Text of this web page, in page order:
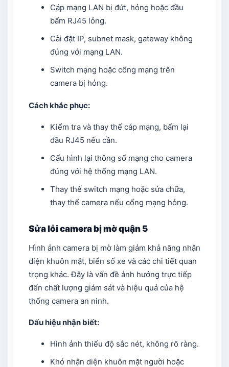
Cáp mạng LAN bị đứt, hỏng hoặc đầu
bấm RJ45 lỏng.
Cài đặt IP, subnet mask, gateway không
đúng với mạng LAN.
Switch mạng hoặc cổng mạng trên
camera bị hỏng.
Cách khắc phục:
Kiểm tra và thay thế cáp mạng, bấm lại
đầu RJ45 nếu cần.
Cấu hình lại thông số mạng cho camera
đúng với hệ thống mạng LAN.
Thay thế switch mạng hoặc sửa chữa,
thay thế camera nếu cổng mạng hỏng.
Sửa lỗi camera bị mờ quận 5
Hình ảnh camera bị mờ làm giảm khả năng nhận
diện khuôn mặt, biển số xe và các chi tiết quan
trọng khác. Đây là vấn đề ảnh hưởng trực tiếp
đến chất lượng giám sát và hiệu quả của hệ
thống camera an ninh.
Dấu hiệu nhận biết:
Hình ảnh thiếu độ sắc nét, không rõ ràng.
Khó nhận diện khuôn mặt người hoặc